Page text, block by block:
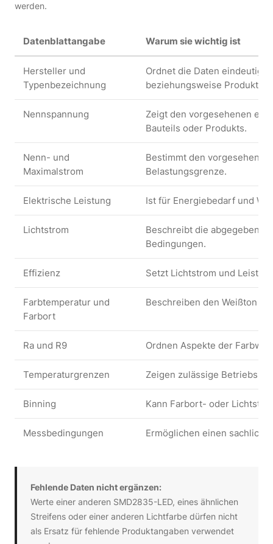
werden.
Datenblattangabe Warum sie wichtig ist
Hersteller und
Typenbezeichnung
Ordnet die Daten eindeutig
beziehungsweise
Nennspannung
Zeigt den vorgesehenen
Bauteils oder Produkts.
Nenn- und
Maximalstrom
Bestimmt den
Belastungsgrenze.
Elektrische Leistung Ist für Energiebedarf und
Lichtstrom
Beschreibt die abgegebene
Bedingungen.
Effizienz Setzt Lichtstrom und
Farbtemperatur und
Farbort
Beschreiben den Weißton
Ra und R9 Ordnen Aspekte der
Temperaturgrenzen Zeigen zulässige Betriebs-
Binning Kann Farbort- oder
Messbedingungen Ermöglichen einen
Fehlende Daten nicht ergänzen:
Werte einer anderen SMD2835-LED, eines ähnlichen
Streifens oder einer anderen Lichtfarbe dürfen nicht
als Ersatz für fehlende Produktangaben verwendet